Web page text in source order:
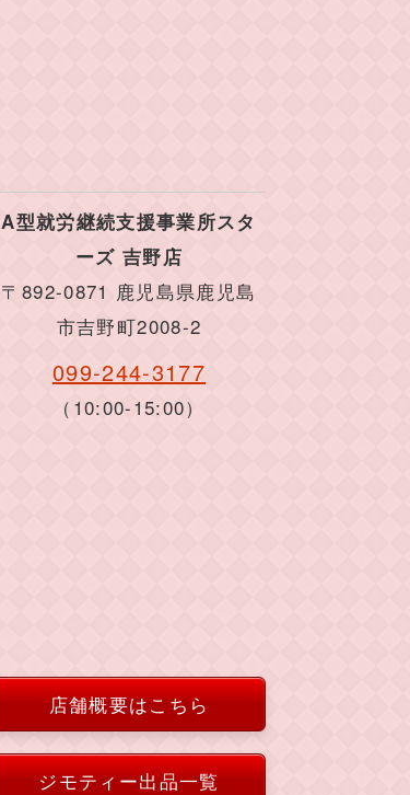
A型就労継続支援事業所スタ
ーズ 吉野店
〒892-0871 鹿児島県鹿児島
市吉野町2008-2
099-244-3177
（10:00-15:00）
店舗概要はこちら
ジモティー出品一覧